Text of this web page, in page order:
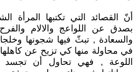
أنّ القصائد التي تكتبها المرأة
بصدق عن اللواعج والالام
والسعادة , تبثّ فيها شجونها
في محاولة منها كي تزيح عن
اللوعة , فهي تحاول أن تجسد